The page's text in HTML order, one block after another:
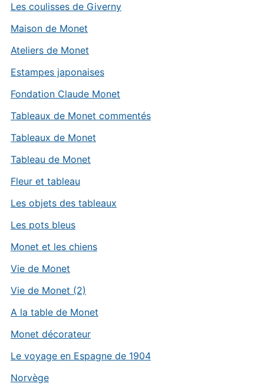
Les coulisses de Giverny
Maison de Monet
Ateliers de Monet
Estampes japonaises
Fondation Claude Monet
Tableaux de Monet commentés
Tableaux de Monet
Tableau de Monet
Fleur et tableau
Les objets des tableaux
Les pots bleus
Monet et les chiens
Vie de Monet
Vie de Monet (2)
A la table de Monet
Monet décorateur
Le voyage en Espagne de 1904
Norvège